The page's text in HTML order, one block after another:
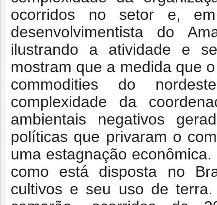
ocorridos no setor e,
desenvolvimentista do
ilustrando a atividade e
mostram que a medida que
commodities do
complexidade da
ambientais negativos
políticas que privaram o
uma estagnação
como está disposta no
cultivos e seu uso de